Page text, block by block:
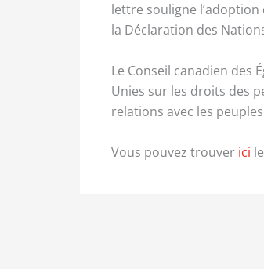
lettre souligne
la Déclaration des
Le Conseil canadien des
Unies sur les droits des
relations avec les
Vous pouvez trouver ici